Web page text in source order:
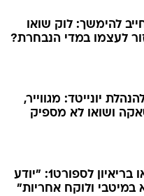
להימשך: לוק שואו
לעצמו במדי הנבחרת?
יונייטד: מגווייר,
ושואו לא מספיק
לוק שואו בריאיון לספורט1: "יודע
במיטבי ולוקח אחריות"